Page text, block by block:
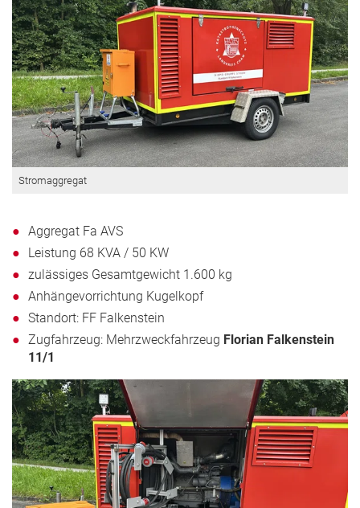
Stromaggregat
Aggregat Fa AVS
Leistung 68 KVA / 50 KW
zulässiges Gesamtgewicht 1.600 kg
Anhängevorrichtung Kugelkopf
Standort: FF Falkenstein
Zugfahrzeug: Mehrzweckfahrzeug Florian Falkenstein
11/1